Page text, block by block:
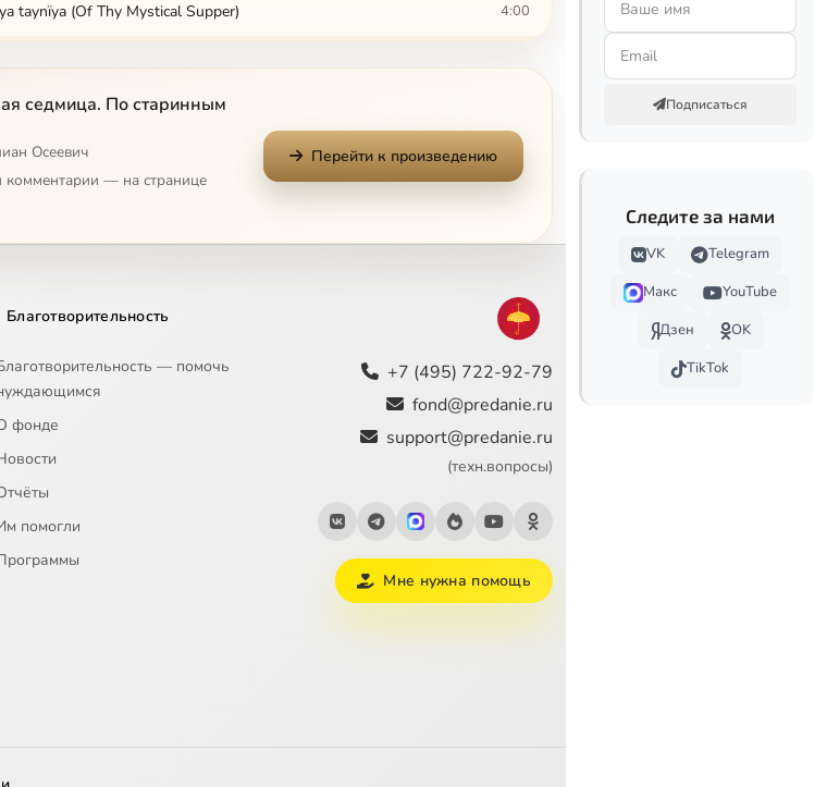
taynïya (Of Thy Mystical Supper) 4:00
(The Wise Thief)
O Mother) Znamenny Chant
Mati (Do Not Lament Me, O Mother)
Chant 0:46
6:42
plot (Let All Mortal Flesh Keep Silence) 7:42
седмица. По старинным
Осеевич
— на странице
Перейти к произведению
Благотворительность
— помочь
фонде
помогли
+7 (495) 722-92-79
fond@predanie.ru
support@predanie.ru
(техн.вопросы)
Мне нужна помощь
Подписаться
Следите за нами
VK
Telegram
Макс
YouTube
Дзен
OK
TikTok